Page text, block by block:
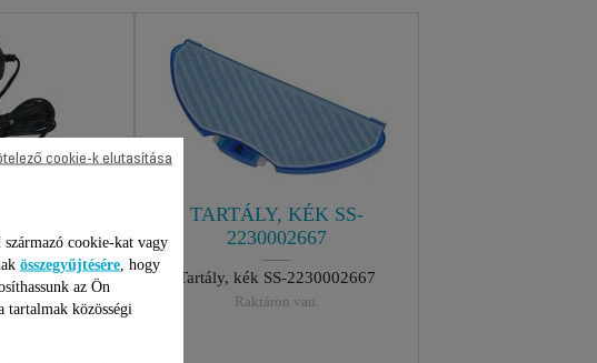
2230002531
van.
TARTÁLY, KÉK SS-
2230002667
Tartály, kék SS-2230002667
Raktáron van.
cookie-kat vagy
összegyűjtésére , hogy
az Ön
tartalmak közösségi
cookie-k elutasítása